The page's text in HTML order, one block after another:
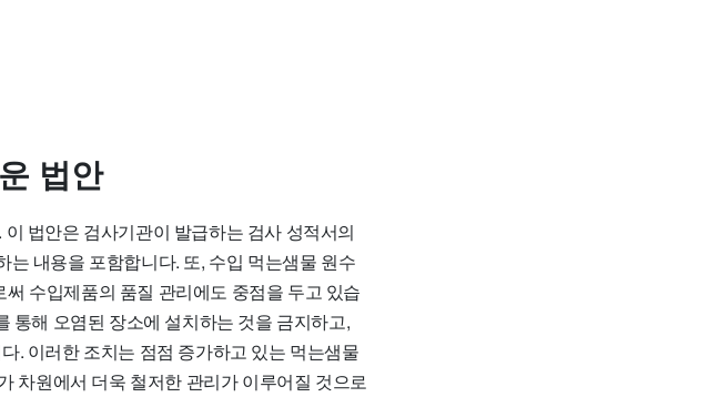
법안
법안은 검사기관이 발급하는 검사 성적서의
내용을 포함합니다. 또, 수입 먹는샘물 원수
수입제품의 품질 관리에도 중점을 두고 있습
통해 오염된 장소에 설치하는 것을 금지하고,
. 이러한 조치는 점점 증가하고 있는 먹는샘물
차원에서 더욱 철저한 관리가 이루어질 것으로